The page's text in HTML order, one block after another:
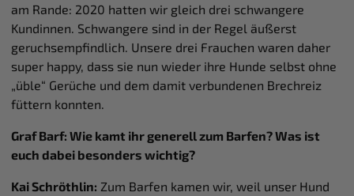
am Rande: 2020 hatten wir gleich drei schwangere
Kundinnen. Schwangere sind in der Regel äußerst
geruchsempfindlich. Unsere drei Frauchen waren daher
super happy, dass sie nun wieder ihre Hunde selbst ohne
„üble“ Gerüche und dem damit verbundenen Brechreiz
füttern konnten.
Graf Barf: Wie kamt ihr generell zum Barfen? Was ist
euch dabei besonders wichtig?
Kai Schröthlin: Zum Barfen kamen wir, weil unser Hund